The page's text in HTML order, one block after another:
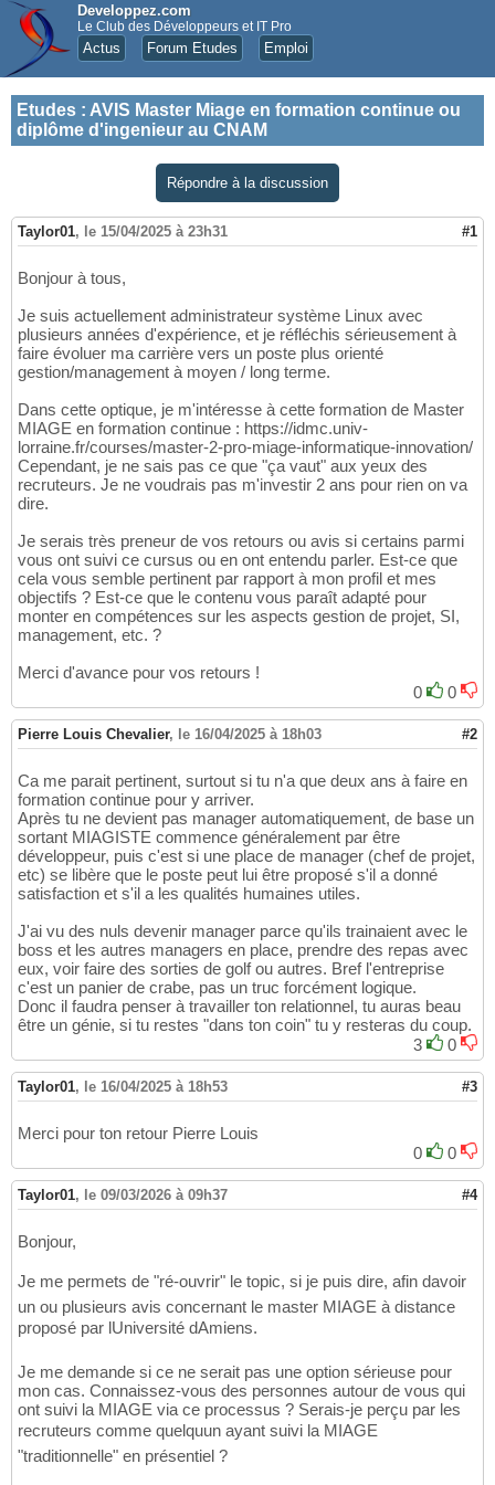
Developpez.com
Le Club des Développeurs et IT Pro
Actus Forum Etudes Emploi
Etudes : AVIS Master Miage en formation continue ou
diplôme d'ingenieur au CNAM
Répondre à la discussion
Taylor01, le 15/04/2025 à 23h31 #1
Bonjour à tous,
Je suis actuellement administrateur système Linux avec
plusieurs années d'expérience, et je réfléchis sérieusement à
faire évoluer ma carrière vers un poste plus orienté
gestion/management à moyen / long terme.
Dans cette optique, je m'intéresse à cette formation de Master
MIAGE en formation continue : https://idmc.univ-
lorraine.fr/courses/master-2-pro-miage-informatique-innovation/
Cependant, je ne sais pas ce que "ça vaut" aux yeux des
recruteurs. Je ne voudrais pas m'investir 2 ans pour rien on va
dire.
Je serais très preneur de vos retours ou avis si certains parmi
vous ont suivi ce cursus ou en ont entendu parler. Est-ce que
cela vous semble pertinent par rapport à mon profil et mes
objectifs ? Est-ce que le contenu vous paraît adapté pour
monter en compétences sur les aspects gestion de projet, SI,
management, etc. ?
Merci d'avance pour vos retours !
0
0
Pierre Louis Chevalier, le 16/04/2025 à 18h03 #2
Ca me parait pertinent, surtout si tu n'a que deux ans à faire en
formation continue pour y arriver.
Après tu ne devient pas manager automatiquement, de base un
sortant MIAGISTE commence généralement par être
développeur, puis c'est si une place de manager (chef de projet,
etc) se libère que le poste peut lui être proposé s'il a donné
satisfaction et s'il a les qualités humaines utiles.
J'ai vu des nuls devenir manager parce qu'ils trainaient avec le
boss et les autres managers en place, prendre des repas avec
eux, voir faire des sorties de golf ou autres. Bref l'entreprise
c'est un panier de crabe, pas un truc forcément logique.
Donc il faudra penser à travailler ton relationnel, tu auras beau
être un génie, si tu restes "dans ton coin" tu y resteras du coup.
3
0
Taylor01, le 16/04/2025 à 18h53 #3
Merci pour ton retour Pierre Louis
0
0
Taylor01, le 09/03/2026 à 09h37 #4
Bonjour,
Je me permets de "ré-ouvrir" le topic, si je puis dire, afin davoir
un ou plusieurs avis concernant le master MIAGE à distance
proposé par lUniversité dAmiens.
Je me demande si ce ne serait pas une option sérieuse pour
mon cas. Connaissez-vous des personnes autour de vous qui
ont suivi la MIAGE via ce processus ? Serais-je perçu par les
recruteurs comme quelquun ayant suivi la MIAGE
"traditionnelle" en présentiel ?